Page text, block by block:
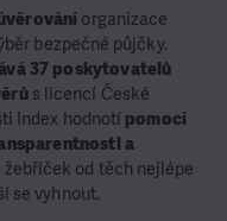
organizace
bezpečné půjčky.
37 poskytovatelů
s licencí České
Index hodnotí pomocí
a
žebříček od těch nejlépe
se vyhnout.